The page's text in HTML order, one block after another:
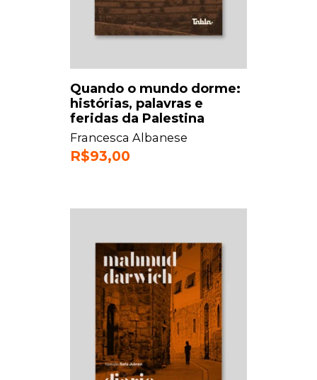
Quando o mundo dorme:
histórias, palavras e
feridas da Palestina
Francesca Albanese
R$93,00